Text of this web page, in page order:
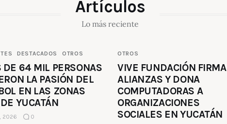
Artículos
Lo más reciente
DESTACADOS OTROS
DE 64 MIL PERSONAS
LA PASIÓN DEL
EN LAS ZONAS
YUCATÁN
2026 0
OTROS
VIVE FUNDACIÓN FIRMA
ALIANZAS Y DONA
COMPUTADORAS A
ORGANIZACIONES
SOCIALES EN YUCATÁN